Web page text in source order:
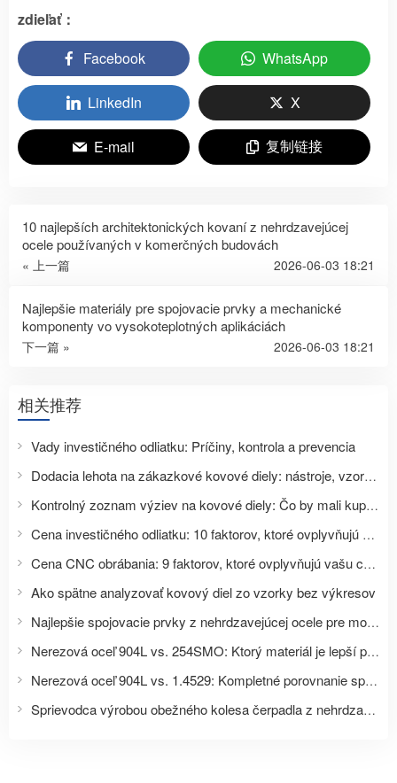
zdieľať：
Facebook
WhatsApp
LinkedIn X
E-mail 复制链接
10 najlepších architektonických kovaní z nehrdzavejúcej
ocele používaných v komerčných budovách
« 上一篇 2026-06-03 18:21
Najlepšie materiály pre spojovacie prvky a mechanické
komponenty vo vysokoteplotných aplikáciách
下一篇 » 2026-06-03 18:21
相关推荐
Vady investičného odliatku: Príčiny, kontrola a prevencia
Dodacia lehota na zákazkové kovové diely: nástroje, vzorky, výroba a dodanie
Kontrolný zoznam výziev na kovové diely: Čo by mali kupujúci poslať pre presnú cenovú ponuku
Cena investičného odliatku: 10 faktorov, ktoré ovplyvňujú vašu cenovú ponuku
Cena CNC obrábania: 9 faktorov, ktoré ovplyvňujú vašu cenovú ponuku na zákazkovú súčiastku
Ako spätne analyzovať kovový diel zo vzorky bez výkresov
Najlepšie spojovacie prvky z nehrdzavejúcej ocele pre morskú vodu: Kompletný sprievodca výberom materiálu pre námorné a pobrežné aplikácie
Nerezová oceľ 904L vs. 254SMO: Ktorý materiál je lepší pre spojovacie prvky a aplikácie odolné voči silnej korózii?
Nerezová oceľ 904L vs. 1.4529: Kompletné porovnanie spojovacích prvkov a priemyselných aplikácií
Sprievodca výrobou obežného kolesa čerpadla z nehrdzavejúcej ocele